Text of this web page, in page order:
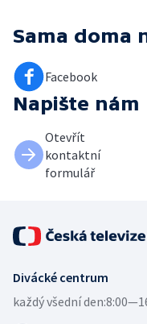
Sama doma
Facebook
Napište nám
Otevřít
kontaktní
formulář
Divácké centrum
každý všední den: